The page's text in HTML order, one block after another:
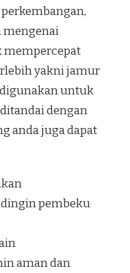
mengenai
mempercepat
yakni jamur
untuk
dengan
anda juga dapat
pembeku
aman dan